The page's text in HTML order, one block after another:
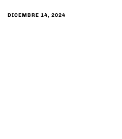
DICEMBRE 14, 2024